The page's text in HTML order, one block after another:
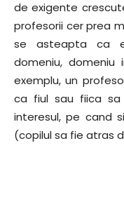
de exigente
profesorii cer prea
se asteapta ca
domeniu,
exemplu, un
ca fiul sau fiica
interesul, pe cand
(copilul sa fie atras